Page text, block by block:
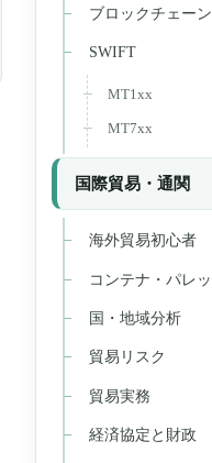
ブロックチェーン
SWIFT
MT1xx
MT7xx
国際貿易・通関
海外貿易初心者
コンテナ・パレ
国・地域分析
貿易リスク
貿易実務
経済協定と財政